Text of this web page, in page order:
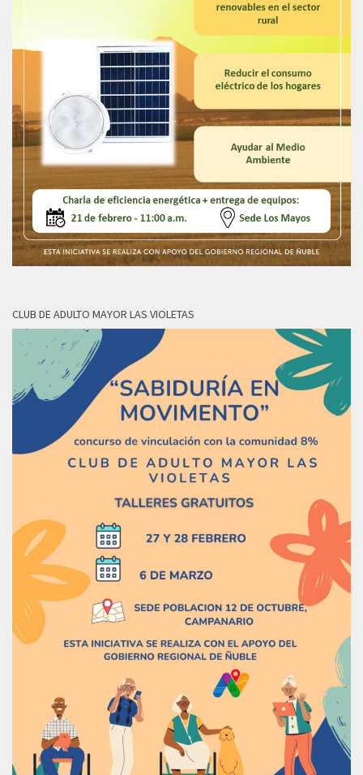
CLUB DE ADULTO MAYOR LAS VIOLETAS